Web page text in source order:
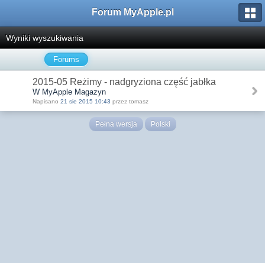
Forum MyApple.pl
Wyniki wyszukiwania
Forums
2015-05 Reżimy - nadgryziona część jabłka
W MyApple Magazyn
Napisano 21 sie 2015 10:43 przez tomasz
Pełna wersja Polski